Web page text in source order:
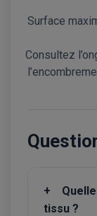
Surface
Consultez
+
tissu ?